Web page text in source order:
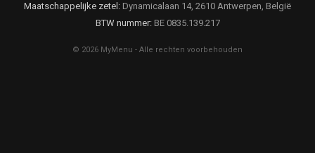
Maatschappelijke zetel: Dynamicalaan 14, 2610 Antwerpen, België
BTW nummer:BE 0835.139.217
© 2026 MyMenu - Alle rechten voorbehouden